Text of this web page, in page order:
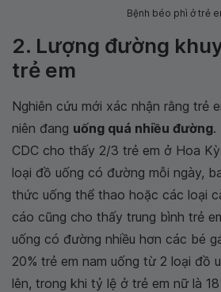
Bệnh béo phì ở trẻ
2. Lượng đường
trẻ em
Nghiên cứu mới xác nhận rằng trẻ
niên đang uống quá nhiều đường.
CDC cho thấy 2/3 trẻ em ở Hoa
loại đồ uống có đường mỗi ngày,
thức uống thể thao hoặc các loại
cáo cũng cho thấy trung bình trẻ
uống có đường nhiều hơn các bé
20% trẻ em nam uống từ 2 loại đồ
lên, trong khi tỷ lệ ở trẻ em nữ là